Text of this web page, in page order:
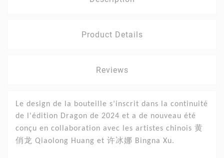
Product Details
Reviews
Le design de la bouteille s’inscrit dans la continuité
de l'édition Dragon de 2024 et a de nouveau été
conçu en collaboration avec les artistes chinois 黄
俏龙 Qiaolong Huang et 许冰娜 Bingna Xu.